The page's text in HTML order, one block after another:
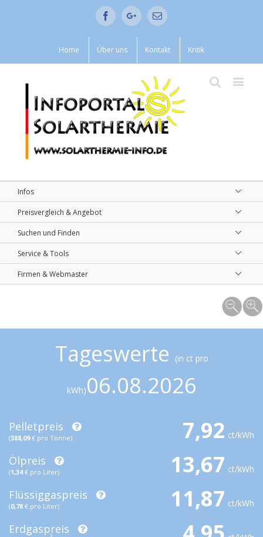
FacebookGoogle+Email
Home Über uns Kontakt Kritik
Infos
Preisvergleich & Angebot
Suchen und Finden
Service & Tools
Firmen & Webmaster
Tageswerte (in ct pro
kWh)06.08.2026
Pelletpreis
(388,09€ pro Tonne) 7,92 ct/kWh
Ölpreis
(1,34€ pro Liter) 13,67 ct/kWh
Flüssiggaspreis
(0,78 € pro Liter) 11,87 ct/kWh
Erdgaspreis